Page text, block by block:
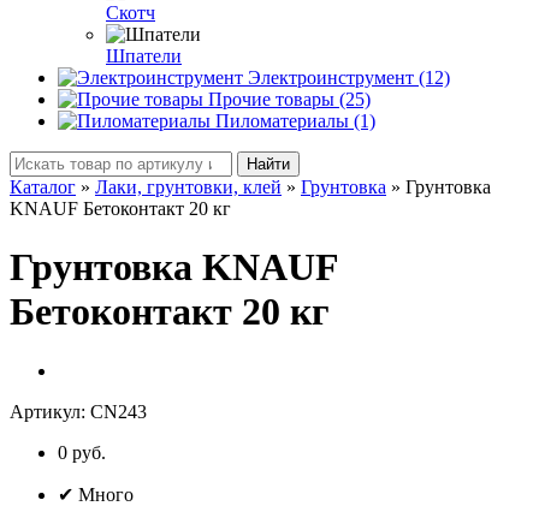
Скотч
Шпатели
Электроинструмент (12)
Прочие товары (25)
Пиломатериалы (1)
Найти
Каталог » Лаки, грунтовки, клей » Грунтовка » Грунтовка
KNAUF Бетоконтакт 20 кг
Грунтовка KNAUF
Бетоконтакт 20 кг
Артикул: CN243
0 руб.
✔ Много